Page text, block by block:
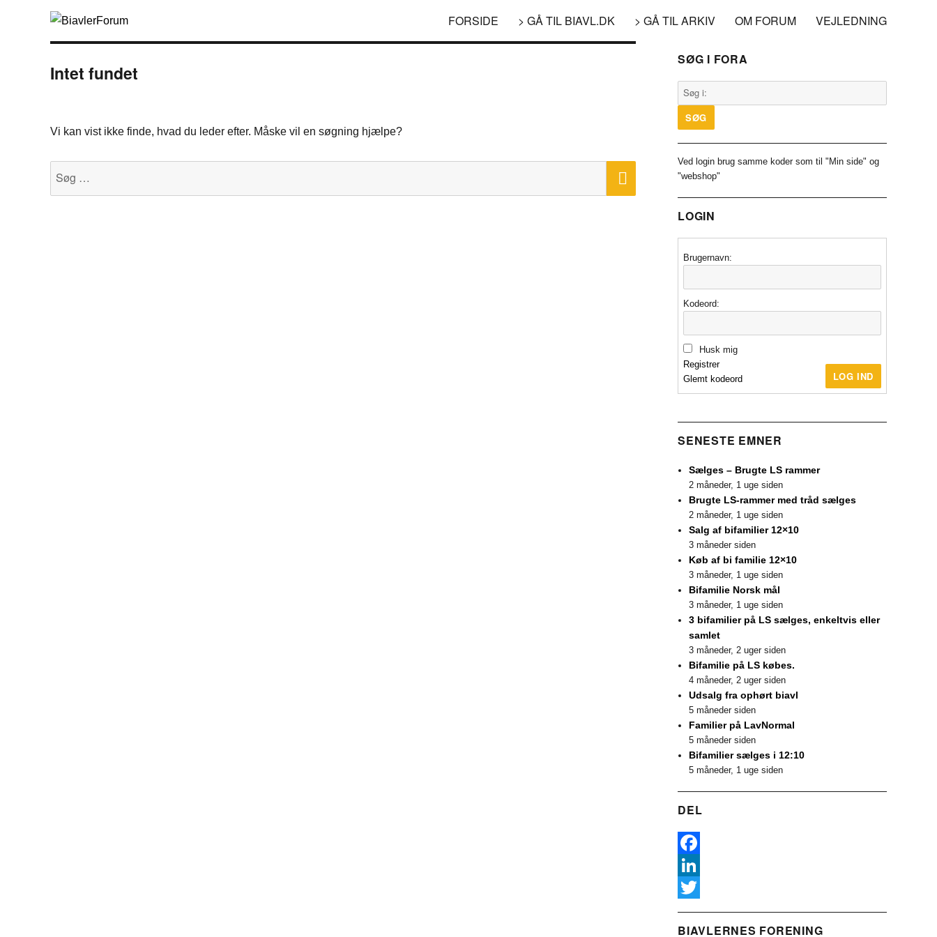
FORSIDE > GÅ TIL BIAVL.DK > GÅ TIL ARKIV OM FORUM VEJLEDNING
Intet fundet
Vi kan vist ikke finde, hvad du leder efter. Måske vil en søgning hjælpe?
SØG I FORA
Ved login brug samme koder som til "Min side" og
"webshop"
LOGIN
Brugernavn:
Kodeord:
Husk mig
LOG IND
Registrer
Glemt kodeord
SENESTE EMNER
Sælges – Brugte LS rammer
2 måneder, 1 uge siden
Brugte LS-rammer med tråd sælges
2 måneder, 1 uge siden
Salg af bifamilier 12×10
3 måneder siden
Køb af bi familie 12×10
3 måneder, 1 uge siden
Bifamilie Norsk mål
3 måneder, 1 uge siden
3 bifamilier på LS sælges, enkeltvis eller
samlet
3 måneder, 2 uger siden
Bifamilie på LS købes.
4 måneder, 2 uger siden
Udsalg fra ophørt biavl
5 måneder siden
Familier på LavNormal
5 måneder siden
Bifamilier sælges i 12:10
5 måneder, 1 uge siden
DEL
F
a
e
L
nw
BIAVLERNES FORENING